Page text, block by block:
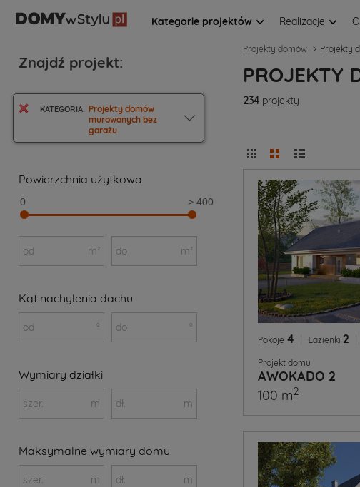
Kategorie projektów Realizacje
Projekty domów Projekty
PROJEKTY
234 projekty
Pokoje 4 Łazienki 2
Projekt domu
AWOKADO 2
100 m2
Znajdź projekt:
KATEGORIA: Projekty domów
murowanych bez
garażu
Powierzchnia użytkowa
0 > 400
od m² do m²
Kąt nachylenia dachu
od ° do °
Wymiary działki
szer. m dł. m
Maksymalne wymiary domu
szer. m dł. m